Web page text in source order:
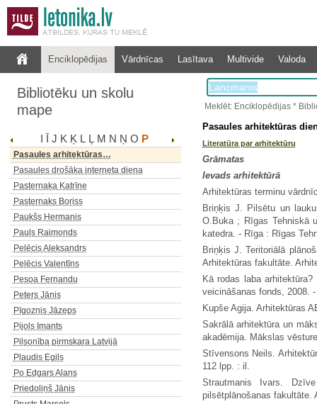
Enciklopēdijas Vārdnīcas Lasītava Multivide Valoda
Bibliotēku un skolu
mape
J K Ķ L Ļ M N Ņ O P
Pasaules arhitektūras…
Pasaules drošāka interneta diena
Pasternaka Katrīne
Pasternaks Boriss
Paukšs Hermanis
Pauls Raimonds
Pelēcis Aleksandrs
Pelēcis Valentīns
Pesoa Fernandu
Peters Jānis
Pīgoznis Jāzeps
Pijols Imants
Pilsonība pirmskara Latvijā
Plaudis Egils
Po Edgars Alans
Priedoliņš Jānis
Meklēt: Enciklopēdijas *
Pasaules arhitektūras
Literatūra par arhitektūru
Grāmatas
Ievads arhitektūrā
Arhitektūras terminu
Briņķis J. Pilsētu un
O.Buka ; Rīgas Tehniskā
katedra. - Rīga : Rīgas
Briņķis J. Teritoriālā
Arhitektūras fakultāte.
Kā rodas laba
veicināšanas fonds, 2008.
Kupše Agija. Arhitektūras
Sakrālā arhitektūra un
akadēmija. Mākslas
Stīvensons Neils.
112 lpp. : il.
Strautmanis Ivars.
pilsētplānošanas fakultāte.